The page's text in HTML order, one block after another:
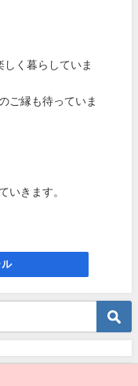
く暮らしていま
ご縁も待っていま
いきます。